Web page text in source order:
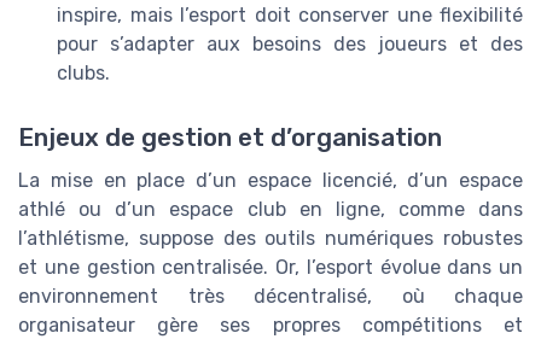
inspire, mais l’esport doit conserver une flexibilité
pour s’adapter aux besoins des joueurs et des
clubs.
Enjeux de gestion et d’organisation
La mise en place d’un espace licencié, d’un espace
athlé ou d’un espace club en ligne, comme dans
l’athlétisme, suppose des outils numériques robustes
et une gestion centralisée. Or, l’esport évolue dans un
environnement très décentralisé, où chaque
organisateur gère ses propres compétitions et